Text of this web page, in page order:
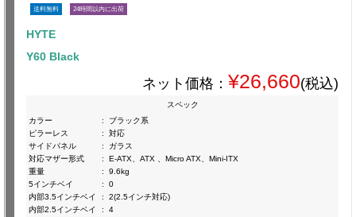
送料無料 24時間以内に出荷
HYTE
Y60 Black
ネット価格： ¥26,660(税込)
スペック
カラー
:
ブラック系
ピラーレス
:
対応
サイドパネル
:
ガラス
対応マザー形式
:
E-ATX、ATX 、Micro ATX、Mini-ITX
重量
:
9.6kg
5インチベイ
:
0
内部3.5インチベイ
:
2(2.5インチ対応)
内部2.5インチベイ
:
4